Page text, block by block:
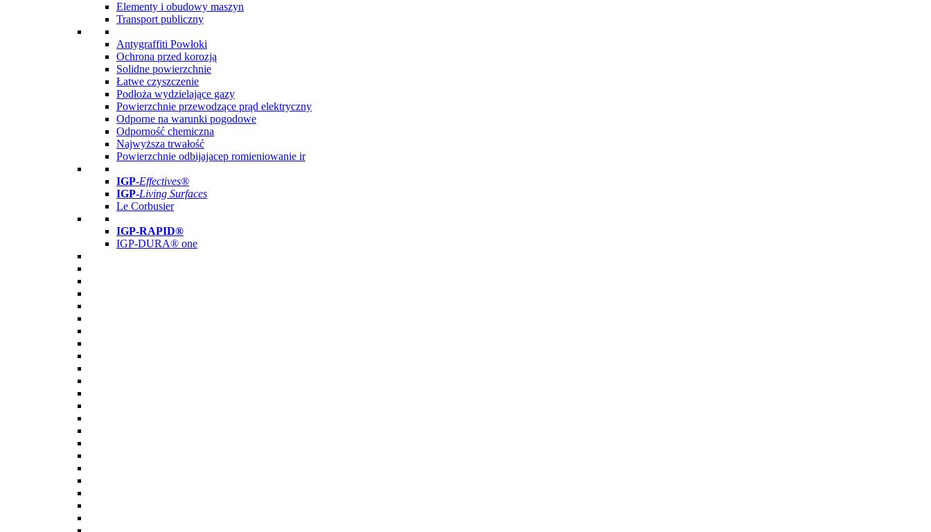
Elementy i obudowy maszyn
Transport publiczny
Antygraffiti Powłoki
Ochrona przed korozją
Solidne powierzchnie
Łatwe czyszczenie
Podłoża wydzielające gazy
Powierzchnie przewodzące prąd elektryczny
Odporne na warunki pogodowe
Odporność chemiczna
Najwyższa trwałość
Powierzchnie odbijajacep romieniowanie ir
IGP-Effectives®
IGP-Living Surfaces
Le Corbusier
IGP-RAPID®
IGP-DURA® one